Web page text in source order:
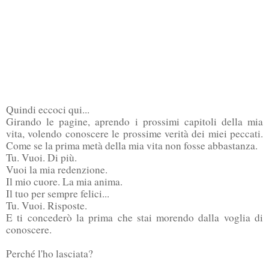
Quindi eccoci qui...
Girando le pagine, aprendo i prossimi capitoli della mia
vita, volendo conoscere le prossime verità dei miei peccati.
Come se la prima metà della mia vita non fosse abbastanza.
Tu. Vuoi. Di più.
Vuoi la mia redenzione.
Il mio cuore. La mia anima.
Il tuo per sempre felici...
Tu. Vuoi. Risposte.
E ti concederò la prima che stai morendo dalla voglia di
conoscere.
Perché l'ho lasciata?